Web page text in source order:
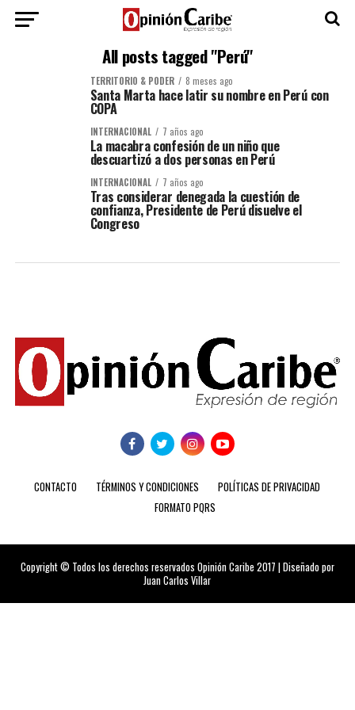
All posts tagged "Perú"
TERRITORIO & PODER 8 meses ago
Santa Marta hace latir su nombre en Perú con
COPA
INTERNACIONAL 7 años ago
La macabra confesión de un niño que
descuartizó a dos personas en Perú
INTERNACIONAL 7 años ago
Tras considerar denegada la cuestión de
confianza, Presidente de Perú disuelve el
Congreso
CONTACTO TÉRMINOS Y CONDICIONES
POLÍTICAS DE PRIVACIDAD
FORMATO PQRS
Copyright © Todos los derechos reservados Opinión Caribe 2017 | Diseñado por
Juan Carlos Villar